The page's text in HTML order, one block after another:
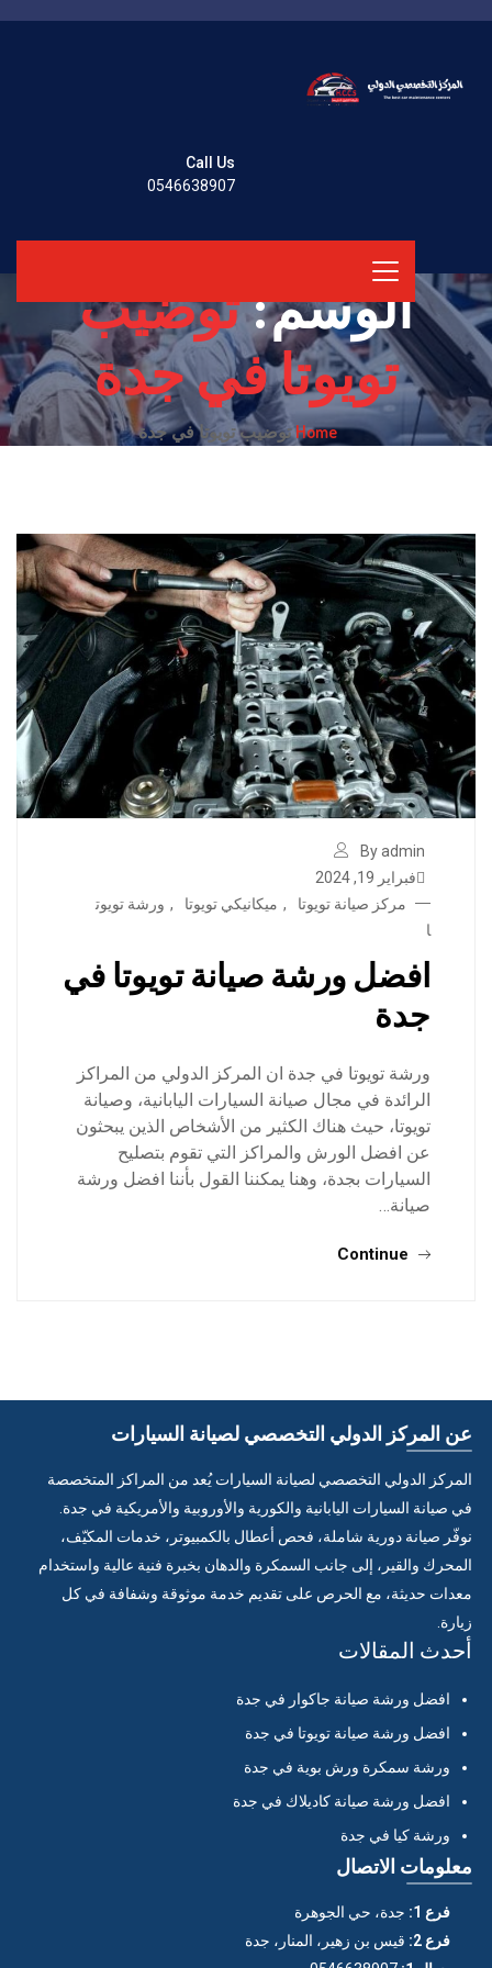
Call Us
0546638907
الوسم:توضيب
تويوتا في جدة
Homeتوضيب تويوتا في جدة
By admin
فبراير 19, 2024
مركز صيانة تويوتا
, ميكانيكي تويوتا , ورشة تويوت
ا
افضل ورشة صيانة تويوتا في
جدة
ورشة تويوتا في جدة ان المركز الدولي من المراكز
الرائدة في مجال صيانة السيارات اليابانية، وصيانة
تويوتا، حيث هناك الكثير من الأشخاص الذين يبحثون
عن افضل الورش والمراكز التي تقوم بتصليح
السيارات بجدة، وهنا يمكننا القول بأننا افضل ورشة
صيانة…
Continue
عن المركز الدولي التخصصي لصيانة السيارات
المركز الدولي التخصصي لصيانة السيارات يُعد من المراكز المتخصصة
في صيانة السيارات اليابانية والكورية والأوروبية والأمريكية في جدة.
نوفّر صيانة دورية شاملة، فحص أعطال بالكمبيوتر، خدمات المكيّف،
المحرك والقير، إلى جانب السمكرة والدهان بخبرة فنية عالية واستخدام
معدات حديثة، مع الحرص على تقديم خدمة موثوقة وشفافة في كل
زيارة.
أحدث المقالات
افضل ورشة صيانة جاكوار في جدة
افضل ورشة صيانة تويوتا في جدة
ورشة سمكرة ورش بوية في جدة
افضل ورشة صيانة كاديلاك في جدة
ورشة كيا في جدة
معلومات الاتصال
فرع 1:
جدة، حي الجوهرة
فرع 2:
قيس بن زهير، المنار، جدة